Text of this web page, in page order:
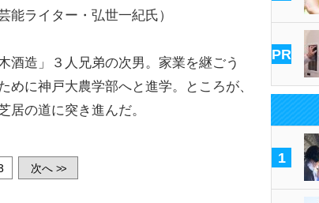
能ライター・弘世一紀氏）
造」３人兄弟の次男。家業を継ごう
めに神戸大農学部へと進学。ところが、
居の道に突き進んだ。
次へ >>
PR
1